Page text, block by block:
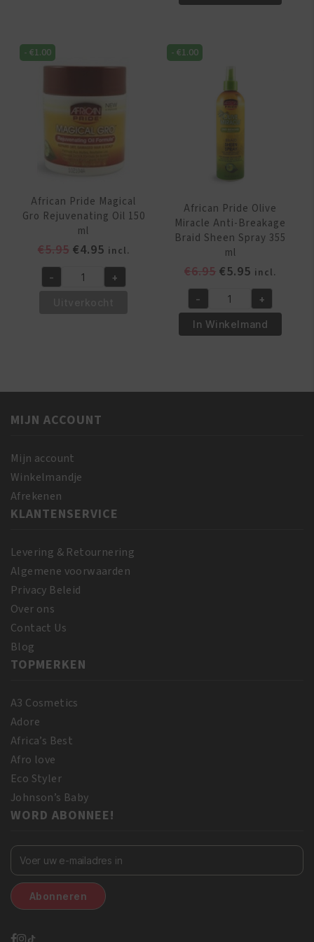
In
Conditioner
aantal
Magical
Maximum
Herbal
-€1.00
African Pride Magical
Gro Rejuvenating Oil 150
ml
€5.95 Oorspronkelijke
was:
€4.95Huidige
prijs
is:
incl.
African
aantal
- +
-€1.00
African Pride Olive
Miracle Anti-Breakage
Braid Sheen Spray 355
ml
€6.95
was:
€6.95.
€5.95 Huidige
prijs
is:
€5.95.
incl.
African
Pride
Olive
Breakage
- +
In Winkelmand
MIJN ACCOUNT
Mijn account
Winkelmandje
Afrekenen
KLANTENSERVICE
Levering & Retournering
Algemene voorwaarden
Privacy Beleid
Over ons
Contact Us
Blog
TOPMERKEN
A3 Cosmetics
Adore
Africa’s Best
Afro love
Eco Styler
Johnson’s Baby
WORD ABONNEE!